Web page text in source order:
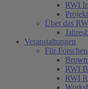
RWI
Über das
Veranstaltungen
Für
RWI
RWI